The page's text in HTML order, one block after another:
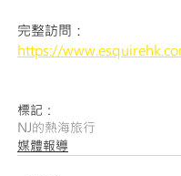
完整訪問：
https://
標記：
NJ的熱海旅行
媒體報導